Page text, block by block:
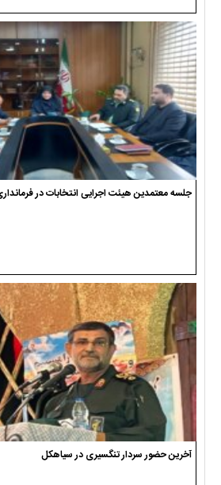
جلسه معتمدین هیئت اجرایی انتخابات در
آخرین حضور سردار تنگسیری در سیاهکل